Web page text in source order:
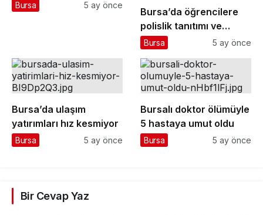
Bursa 5 ay önce
Bursa’da öğrencilere
polislik tanıtımı ve
güvenlik bilgilendirmesi
Bursa 5 ay önce
Bursa’da ulaşım
yatırımları hız kesmiyor
Bursa 5 ay önce
Bursalı doktor ölümüyle
5 hastaya umut oldu
Bursa 5 ay önce
Bir Cevap Yaz